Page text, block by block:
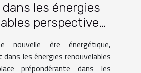
les énergies
perspectives
pour les
décennies
nouvelle ère énergétique,
les énergies renouvelables
prépondérante dans les